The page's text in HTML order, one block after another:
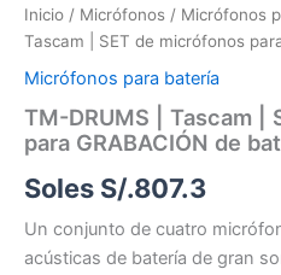
Inicio / Micrófonos / Micrófonos
Tascam | SET de micrófonos
Micrófonos para batería
TM-DRUMS | Tascam |
para GRABACIÓN de
Soles S/.807.3
Un conjunto de cuatro
acústicas de batería de gran